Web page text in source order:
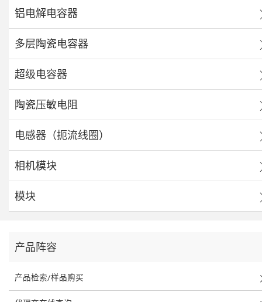
铝电解电容器
多层陶瓷电容器
超级电容器
陶瓷压敏电阻
电感器（扼流线圈）
相机模块
模块
产品阵容
产品检索/样品购买